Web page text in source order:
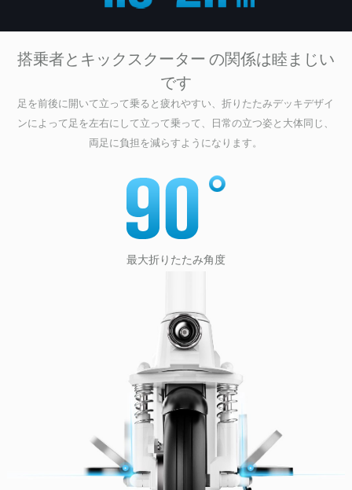
搭乗者とキックスクーター の関係は睦まじい
です
足を前後に開いて立って乗ると疲れやすい、折りたたみデッキデザイ
ンによって足を左右にして立って乗って、日常の立つ姿と大体同じ、
両足に負担を減らすようになります。
最大折りたたみ角度